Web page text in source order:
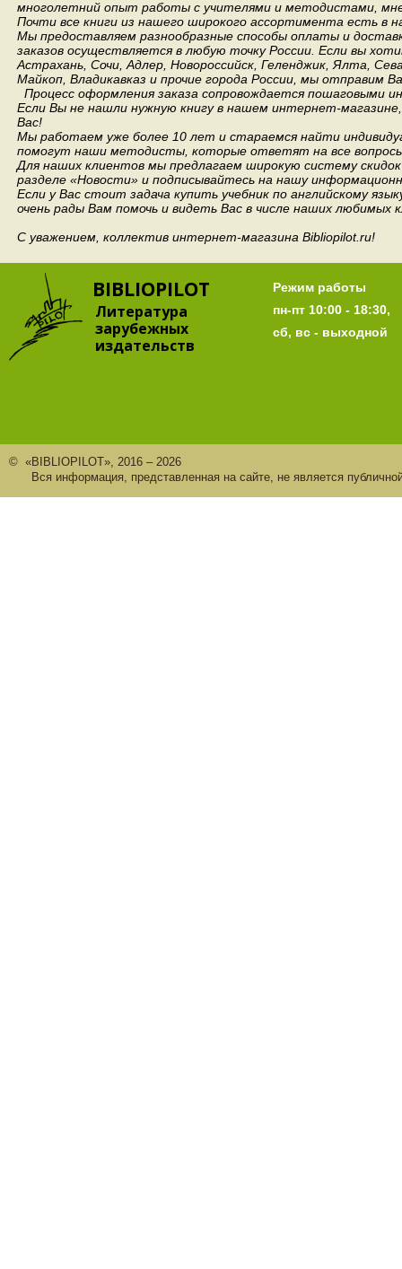
многолетний опыт работы с учителями и методистами,
Почти все книги из нашего широкого ассортимента есть в
Мы предоставляем разнообразные способы оплаты и
заказов осуществляется в любую точку России. Если вы
Астрахань, Сочи, Адлер, Новороссийск, Геленджик, Ялта,
Майкоп, Владикавказ и прочие города России, мы отправим
Процесс оформления заказа сопровождается пошаговыми
Если Вы не нашли нужную книгу в нашем интернет-
Вас!
Мы работаем уже более 10 лет и стараемся найти
помогут наши методисты, которые ответят на все
Для наших клиентов мы предлагаем широкую систему
разделе «Новости» и подписывайтесь на нашу
Если у Вас стоит задача купить учебник по английскому
очень рады Вам помочь и видеть Вас в числе наших любимых
С уважением, коллектив интернет-магазина Bibliopilot.ru!
BIBLIOPILOT
Литература
зарубежных
издательств
Режим работы
пн-пт 10:00 - 18:30,
сб, вс - выходной
© «BIBLIOPILOT», 2016 – 2026
Вся информация, представленная на сайте, не является